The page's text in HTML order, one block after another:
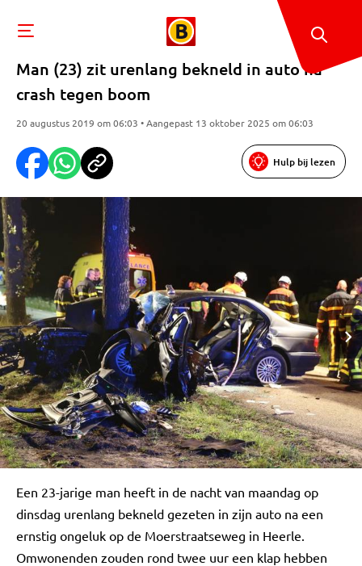
Man (23) zit urenlang bekneld in auto na
crash tegen boom
20 augustus 2019 om 06:03 • Aangepast 13 oktober 2025 om 06:03
Hulp bij lezen
Een 23-jarige man heeft in de nacht van maandag op
dinsdag urenlang bekneld gezeten in zijn auto na een
ernstig ongeluk op de Moerstraatseweg in Heerle.
Omwonenden zouden rond twee uur een klap hebben